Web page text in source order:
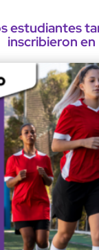
estudiantes
inscribieron en